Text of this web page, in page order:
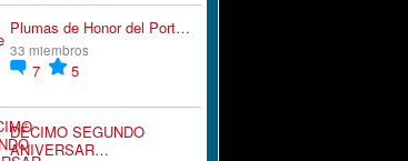
Plumas de Honor del Port…
33 miembros
7 5
DÉCIMO SEGUNDO
ANIVERSAR…